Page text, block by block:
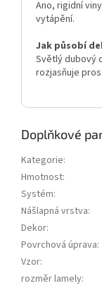
Ano, rigidní
vytápění.
Jak působí
Světlý dubový
rozjasňuje
Doplňkové
Kategorie:
Hmotnost:
Systém:
Nášlapná vrstva:
Dekor:
Povrchová úprava:
Vzor:
rozměr lamely: